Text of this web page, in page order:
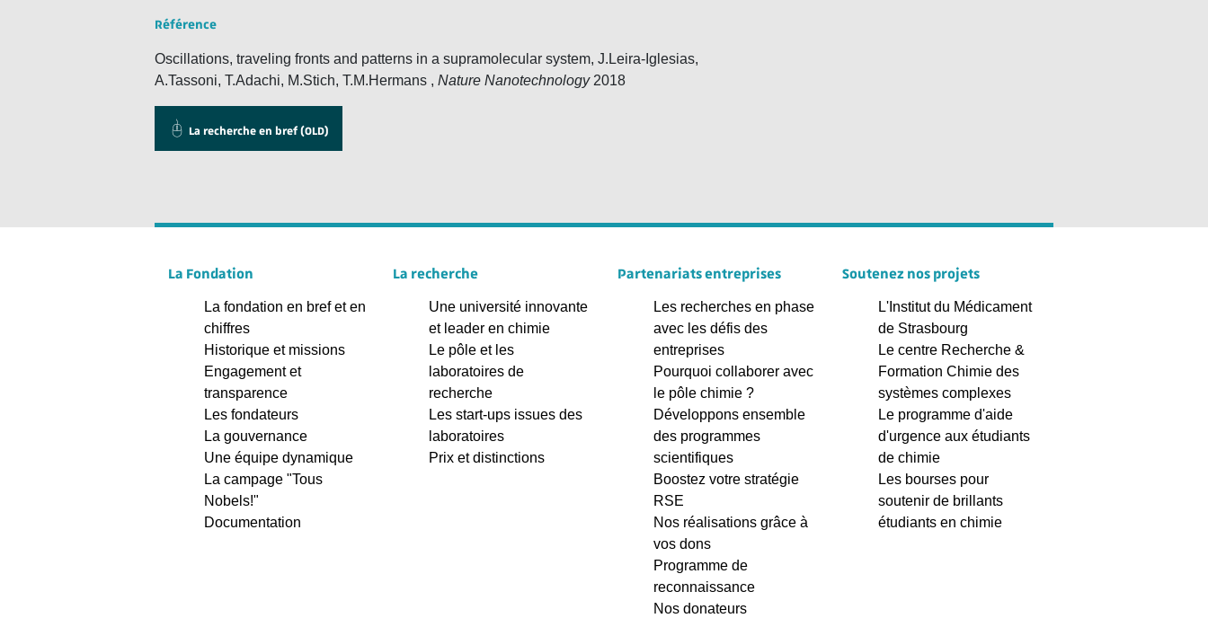
Référence
Oscillations, traveling fronts and patterns in a supramolecular system, J.Leira-Iglesias,
A.Tassoni, T.Adachi, M.Stich, T.M.Hermans , Nature Nanotechnology2018
La recherche en bref (OLD)
La Fondation
La fondation en bref et en
chiffres
Historique et missions
Engagement et
transparence
Les fondateurs
La gouvernance
Une équipe dynamique
La campage "Tous
Nobels!"
Documentation
La recherche
Une université innovante
et leader en chimie
Le pôle et les
laboratoires de
recherche
Les start-ups issues des
laboratoires
Prix et distinctions
Partenariats entreprises
Les recherches en phase
avec les défis des
entreprises
Pourquoi collaborer avec
le pôle chimie ?
Développons ensemble
des programmes
scientifiques
Boostez votre stratégie
RSE
Nos réalisations grâce à
vos dons
Programme de
reconnaissance
Nos donateurs
Soutenez nos projets
L'Institut du Médicament
de Strasbourg
Le centre Recherche &
Formation Chimie des
systèmes complexes
Le programme d'aide
d'urgence aux étudiants
de chimie
Les bourses pour
soutenir de brillants
étudiants en chimie